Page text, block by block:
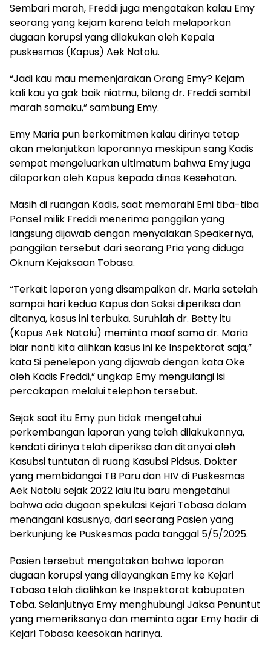
Sembari marah, Freddi juga mengatakan kalau Emy
seorang yang kejam karena telah melaporkan
dugaan korupsi yang dilakukan oleh Kepala
puskesmas (Kapus) Aek Natolu.
“Jadi kau mau memenjarakan Orang Emy? Kejam
kali kau ya gak baik niatmu, bilang dr. Freddi sambil
marah samaku,” sambung Emy.
Emy Maria pun berkomitmen kalau dirinya tetap
akan melanjutkan laporannya meskipun sang Kadis
sempat mengeluarkan ultimatum bahwa Emy juga
dilaporkan oleh Kapus kepada dinas Kesehatan.
Masih di ruangan Kadis, saat memarahi Emi tiba-tiba
Ponsel milik Freddi menerima panggilan yang
langsung dijawab dengan menyalakan Speakernya,
panggilan tersebut dari seorang Pria yang diduga
Oknum Kejaksaan Tobasa.
“Terkait laporan yang disampaikan dr. Maria setelah
sampai hari kedua Kapus dan Saksi diperiksa dan
ditanya, kasus ini terbuka. Suruhlah dr. Betty itu
(Kapus Aek Natolu) meminta maaf sama dr. Maria
biar nanti kita alihkan kasus ini ke Inspektorat saja,”
kata Si penelepon yang dijawab dengan kata Oke
oleh Kadis Freddi,” ungkap Emy mengulangi isi
percakapan melalui telephon tersebut.
Sejak saat itu Emy pun tidak mengetahui
perkembangan laporan yang telah dilakukannya,
kendati dirinya telah diperiksa dan ditanyai oleh
Kasubsi tuntutan di ruang Kasubsi Pidsus. Dokter
yang membidangai TB Paru dan HIV di Puskesmas
Aek Natolu sejak 2022 lalu itu baru mengetahui
bahwa ada dugaan spekulasi Kejari Tobasa dalam
menangani kasusnya, dari seorang Pasien yang
berkunjung ke Puskesmas pada tanggal 5/5/2025.
Pasien tersebut mengatakan bahwa laporan
dugaan korupsi yang dilayangkan Emy ke Kejari
Tobasa telah dialihkan ke Inspektorat kabupaten
Toba. Selanjutnya Emy menghubungi Jaksa Penuntut
yang memeriksanya dan meminta agar Emy hadir di
Kejari Tobasa keesokan harinya.